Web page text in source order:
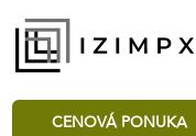
CENOVÁ PONUKA